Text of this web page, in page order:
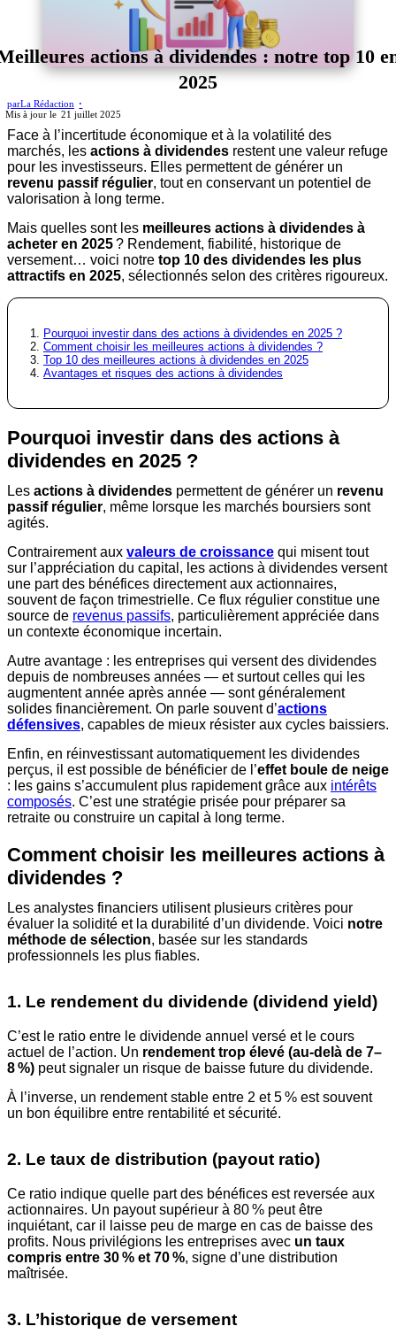
actions à dividendes : notre top 10
2025
parLa Rédaction
21 juillet 2025
Face à l’incertitude économique et à la volatilité des
marchés, les actions à dividendes restent une valeur refuge
pour les investisseurs. Elles permettent de générer un
revenu passif régulier, tout en conservant un potentiel de
valorisation à long terme.
Mais quelles sont les meilleures actions à dividendes à
acheter en 2025? Rendement, fiabilité, historique de
versement… voici notre top 10 des dividendes les plus
attractifs en 2025, sélectionnés selon des critères rigoureux.
Pourquoi investir dans des actions à dividendes en 2025 ?
Comment choisir les meilleures actions à dividendes ?
Top 10 des meilleures actions à dividendes en 2025
Avantages et risques des actions à dividendes
Pourquoi investir dans des actions à
dividendes en 2025 ?
Les actions à dividendes permettent de générer un revenu
passif régulier, même lorsque les marchés boursiers sont
agités.
Contrairement aux valeurs de croissance qui misent tout
sur l’appréciation du capital, les actions à dividendes versent
une part des bénéfices directement aux actionnaires,
souvent de façon trimestrielle. Ce flux régulier constitue une
source de revenus passifs, particulièrement appréciée dans
un contexte économique incertain.
Autre avantage : les entreprises qui versent des dividendes
depuis de nombreuses années — et surtout celles qui les
augmentent année après année — sont généralement
solides financièrement. On parle souvent d’actions
défensives, capables de mieux résister aux cycles baissiers.
Enfin, en réinvestissant automatiquement les dividendes
perçus, il est possible de bénéficier de l’effet boule de neige
: les gains s’accumulent plus rapidement grâce aux intérêts
composés. C’est une stratégie prisée pour préparer sa
retraite ou construire un capital à long terme.
Comment choisir les meilleures actions à
dividendes ?
Les analystes financiers utilisent plusieurs critères pour
évaluer la solidité et la durabilité d’un dividende. Voici notre
méthode de sélection, basée sur les standards
professionnels les plus fiables.
1. Le rendement du dividende (dividend yield)
C’est le ratio entre le dividende annuel versé et le cours
actuel de l’action. Un rendement trop élevé (au-delà de 7–
8 %) peut signaler un risque de baisse future du dividende.
À l’inverse, un rendement stable entre 2 et 5 % est souvent
un bon équilibre entre rentabilité et sécurité.
2. Le taux de distribution (payout ratio)
Ce ratio indique quelle part des bénéfices est reversée aux
actionnaires. Un payout supérieur à 80 % peut être
inquiétant, car il laisse peu de marge en cas de baisse des
profits. Nous privilégions les entreprises avec un taux
compris entre 30 % et 70 %, signe d’une distribution
maîtrisée.
3. L’historique de versement